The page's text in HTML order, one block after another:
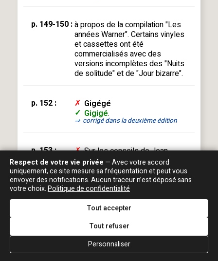
p. 149-150 :à propos de la compilation "Les
années Warner". Certains vinyles
et cassettes ont été
commercialisés avec des
versions incomplètes des "Nuits
de solitude" et de "Jour bizarre".
p. 152 : ✗ Gigégé
✓ Gigigé.
⇒ corrigé dans la deuxième édition
p. 153 : ✗ Sur les conseils de Jean
Mareska qui les produit, il a
fait appel [aux musiciens] de
Week-End Millionnaire
✓ Selon lui, c'est Michael Jones
qui a recruté les musiciens de
Week-End Millionnaire, à la
Goldman.
Respect de votre vie privée — Avec votre accord
uniquement, ce site mesure sa fréquentation et peut vous
envoyer des notifications. Aucun traceur n’est déposé sans
votre choix.Politique de confidentialité
Tout accepter
Tout refuser
Personnaliser